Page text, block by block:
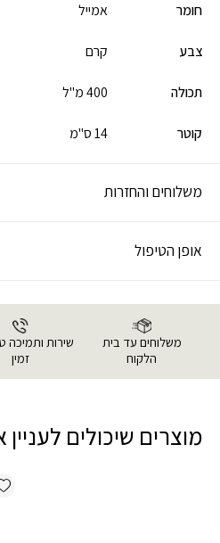
חומר אמייל
צבע קרם
תכולה 400 מ"ל
קוטר 14 ס"מ
משלוחים והחזרות
אופן הטיפול
משלוחים עד בית
הלקוח
שירות ותמיכה
זמין
מוצרים שיכולים לעניין